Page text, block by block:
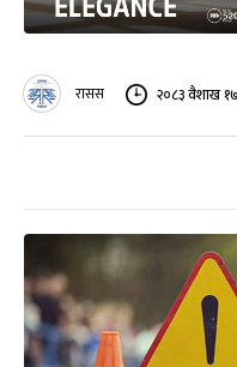
रासस २०८३ वैशाख